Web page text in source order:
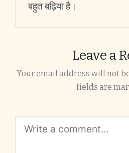
बहुत बढ़िया है।
Leave a
Your email address will not
fields are